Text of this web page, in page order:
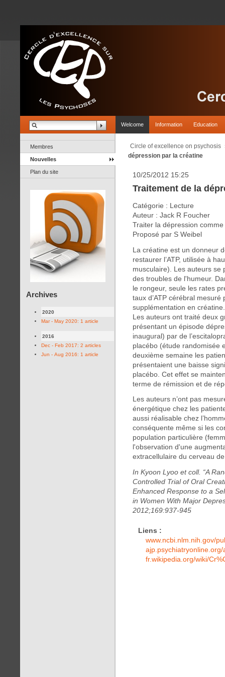
Welcome Information Education
Membres
Nouvelles
Plan du site
Archives
2020
Mar - May 2020: 1 article
2016
Dec - Feb 2017: 2 articles
Jun - Aug 2016: 1 article
Circle of excellence on psychosis
dépression par la créatine
10/25/2012 15:25
Traitement de la
Catégorie : Lecture
Auteur : Jack R Foucher
Traiter la dépression
Proposé par S Weibel
La créatine est un donneur
restaurer l’ATP, utilisée à
musculaire). Les auteurs se
des troubles de l'humeur.
le rongeur, seule les rates
taux d’ATP cérébral
supplémentation en créatine.
Les auteurs ont traité deux
présentant un épisode
inaugural) par de
placébo (étude randomisée
deuxième semaine les
présentaient une baisse
placébo. Cet effet se
terme de rémission et de
Les auteurs n’ont pas
énergétique chez les
aussi réalisable chez
conséquente même si les
population particulière
l'observation d'une
extracellulaire du cerveau
In Kyoon Lyoo et coll. “A
Controlled Trial of Oral
Enhanced Response to a
in Women With Major
2012;169:937-945
Liens :
www.ncbi.nlm.nih.gov/
ajp.psychiatryonline.org/
fr.wikipedia.org/wiki/